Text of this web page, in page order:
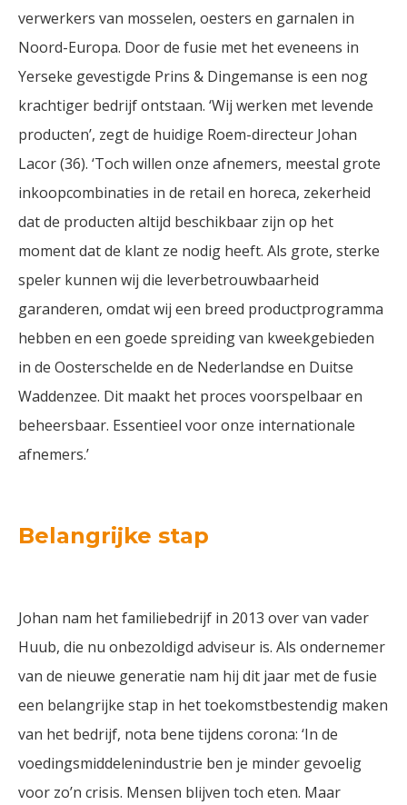
verwerkers van mosselen, oesters en garnalen in
Noord-Europa. Door de fusie met het eveneens in
Yerseke gevestigde Prins & Dingemanse is een nog
krachtiger bedrijf ontstaan. ‘Wij werken met levende
producten’, zegt de huidige Roem-directeur Johan
Lacor (36). ‘Toch willen onze afnemers, meestal grote
inkoopcombinaties in de retail en horeca, zekerheid
dat de producten altijd beschikbaar zijn op het
moment dat de klant ze nodig heeft. Als grote, sterke
speler kunnen wij die leverbetrouwbaarheid
garanderen, omdat wij een breed productprogramma
hebben en een goede spreiding van kweekgebieden
in de Oosterschelde en de Nederlandse en Duitse
Waddenzee. Dit maakt het proces voorspelbaar en
beheersbaar. Essentieel voor onze internationale
afnemers.’
Belangrijke stap
Johan nam het familiebedrijf in 2013 over van vader
Huub, die nu onbezoldigd adviseur is. Als ondernemer
van de nieuwe generatie nam hij dit jaar met de fusie
een belangrijke stap in het toekomstbestendig maken
van het bedrijf, nota bene tijdens corona: ‘In de
voedingsmiddelenindustrie ben je minder gevoelig
voor zo’n crisis. Mensen blijven toch eten. Maar